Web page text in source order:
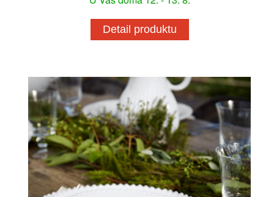
Detail produktu